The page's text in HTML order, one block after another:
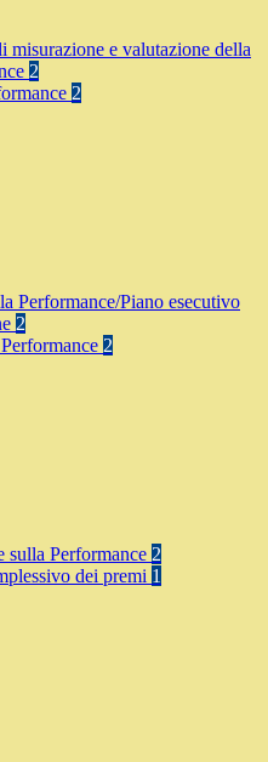
misurazione e valutazione della
2
2
Performance/Piano esecutivo
2
2
sulla Performance 2
dei premi 1